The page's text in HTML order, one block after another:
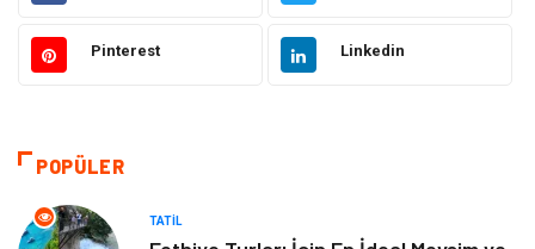
Gündem Elektronik
Dekorasyon
Tatil
Pinterest Linkedin
POPÜLER
TATIL